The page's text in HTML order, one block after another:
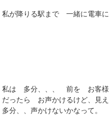
私が降りる駅まで 一緒に電車
私は 多分、、、 前を お客様
だったら お声かけるけど、
多分、、声かけないかなって。